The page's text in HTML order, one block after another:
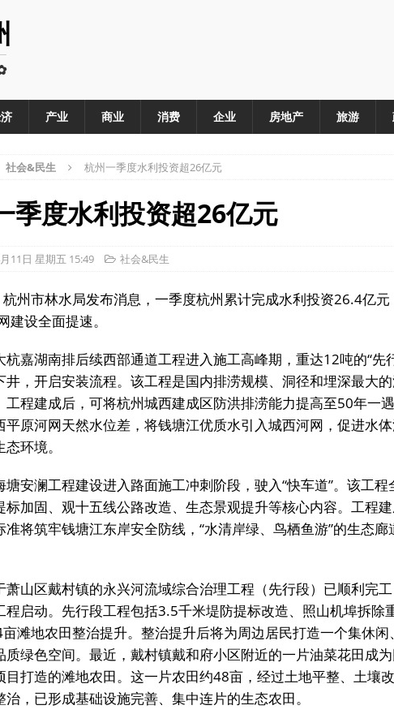
产业 商业 消费 企业 房地产 旅游
社会&民生 杭州一季度水利投资超26亿元
季度水利投资超26亿元
11日 星期五 15:49 社会&民生
州市林水局发布消息，一季度杭州累计完成水利投资26.4亿元
建设全面提速。
杭嘉湖南排后续西部通道工程进入施工高峰期，重达12吨的“先
井，开启安装流程。该工程是国内排涝规模、洞径和埋深最大
工程建成后，可将杭州城西建成区防洪排涝能力提高至50年一
平原河网天然水位差，将钱塘江优质水引入城西河网，促进水
环境。
塘安澜工程建设进入路面施工冲刺阶段，驶入“快车道”。该工程
标加固、观十五线公路改造、生态景观提升等核心内容。工程
准将筑牢钱塘江东岸安全防线，“水清岸绿、鸟栖鱼游”的生态
萧山区戴村镇的永兴河流域综合治理工程（先行段）已顺利完
程启动。先行段工程包括3.5千米堤防提标改造、照山机埠拆除
滩地农田整治提升。整治提升后将为周边居民打造一个集休
质绿色空间。最近，戴村镇戴和府小区附近的一片油菜花田成为
目打造的滩地农田。这一片农田约48亩，经过土地平整、土壤
治，已形成基础设施完善、集中连片的生态农田。